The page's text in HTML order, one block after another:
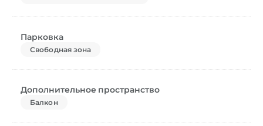
Парковка
Свободная зона
Дополнительное пространство
Балкон